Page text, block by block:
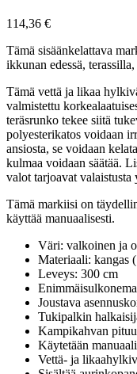
114,36 €
Tämä sisäänkelattava
ikkunan edessä,
Tämä vettä ja likaa
valmistettu
teräsrunko tekee siitä
polyesterikatos voidaan
ansiosta, se voidaan
kulmaa voidaan säätää.
valot tarjoavat
Tämä markiisi on
käyttää manuaalisesti.
Väri: valkoinen ja
Materiaali: kangas
Leveys: 300 cm
Joustava
Tukipalkin
Kampikahvan
Käytetään
Vettä- ja